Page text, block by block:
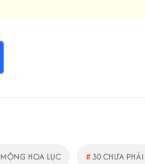
MỘNG HOA LỤC #30 CHƯA PHẢI